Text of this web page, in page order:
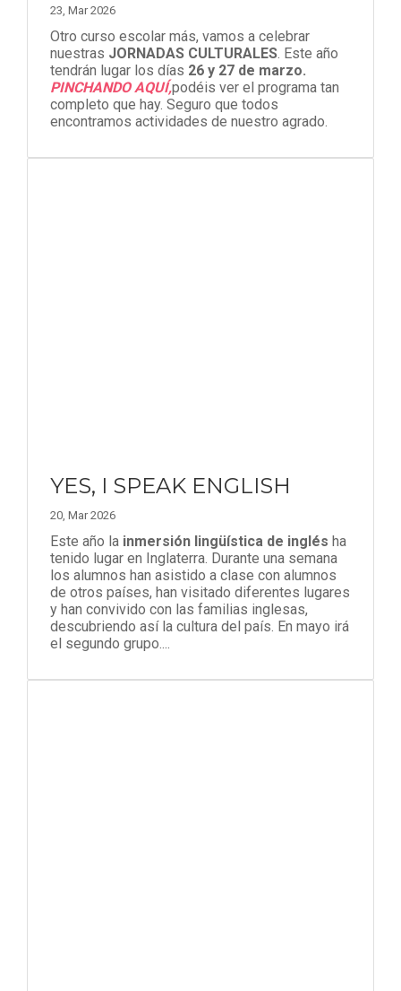
23, Mar 2026
Otro curso escolar más, vamos a celebrar
nuestras JORNADAS CULTURALES. Este año
tendrán lugar los días 26 y 27 de marzo.
PINCHANDO AQUÍ,podéis ver el programa tan
completo que hay. Seguro que todos
encontramos actividades de nuestro agrado.
YES, I SPEAK ENGLISH
20, Mar 2026
Este año la inmersión lingüística de inglés ha
tenido lugar en Inglaterra. Durante una semana
los alumnos han asistido a clase con alumnos
de otros países, han visitado diferentes lugares
y han convivido con las familias inglesas,
descubriendo así la cultura del país. En mayo irá
el segundo grupo....